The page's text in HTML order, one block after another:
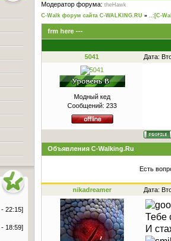
Модератор форума: theHawk
C-Walk форум сайта C-WALKING.RU » ..:[C-
frm here ---
5041 Дата:
Модный кед
Сообщений: 233
Объявления C-Walking.Ru
Есть
nikadreamer Дата:
Тебе
И
- 22:15]
- 18:59]